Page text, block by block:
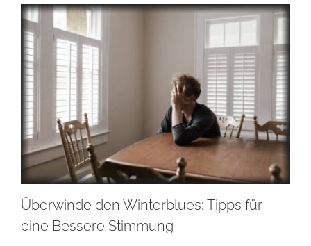
Überwinde den Winterblues: Tipps für
eine Bessere Stimmung